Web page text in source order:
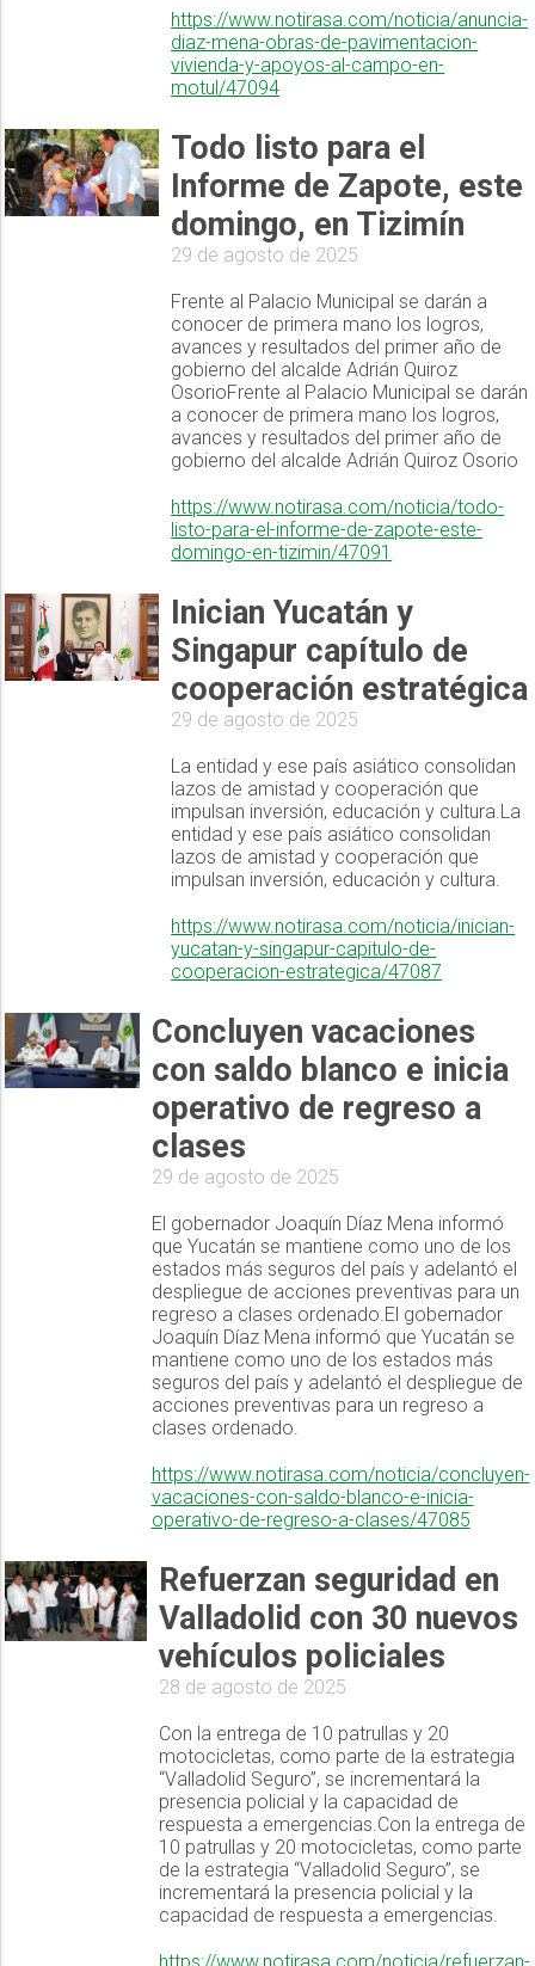
https://www.notirasa.com/noticia/anuncia-
diaz-mena-obras-de-pavimentacion-
vivienda-y-apoyos-al-campo-en-
motul/47094
Todo listo para el
Informe de Zapote, este
domingo, en Tizimín
29 de agosto de 2025
Frente al Palacio Municipal se darán a
conocer de primera mano los logros,
avances y resultados del primer año de
gobierno del alcalde Adrián Quiroz
OsorioFrente al Palacio Municipal se darán
a conocer de primera mano los logros,
avances y resultados del primer año de
gobierno del alcalde Adrián Quiroz Osorio
https://www.notirasa.com/noticia/todo-
listo-para-el-informe-de-zapote-este-
domingo-en-tizimin/47091
Inician Yucatán y
Singapur capítulo de
cooperación estratégica
29 de agosto de 2025
La entidad y ese país asiático consolidan
lazos de amistad y cooperación que
impulsan inversión, educación y cultura.La
entidad y ese país asiático consolidan
lazos de amistad y cooperación que
impulsan inversión, educación y cultura.
https://www.notirasa.com/noticia/inician-
yucatan-y-singapur-capitulo-de-
cooperacion-estrategica/47087
Concluyen vacaciones
con saldo blanco e inicia
operativo de regreso a
clases
29 de agosto de 2025
El gobernador Joaquín Díaz Mena informó
que Yucatán se mantiene como uno de los
estados más seguros del país y adelantó el
despliegue de acciones preventivas para un
regreso a clases ordenado.El gobernador
Joaquín Díaz Mena informó que Yucatán se
mantiene como uno de los estados más
seguros del país y adelantó el despliegue de
acciones preventivas para un regreso a
clases ordenado.
https://www.notirasa.com/noticia/concluyen-
vacaciones-con-saldo-blanco-e-inicia-
operativo-de-regreso-a-clases/47085
Refuerzan seguridad en
Valladolid con 30 nuevos
vehículos policiales
28 de agosto de 2025
Con la entrega de 10 patrullas y 20
motocicletas, como parte de la estrategia
“Valladolid Seguro”, se incrementará la
presencia policial y la capacidad de
respuesta a emergencias.Con la entrega de
10 patrullas y 20 motocicletas, como parte
de la estrategia “Valladolid Seguro”, se
incrementará la presencia policial y la
capacidad de respuesta a emergencias.